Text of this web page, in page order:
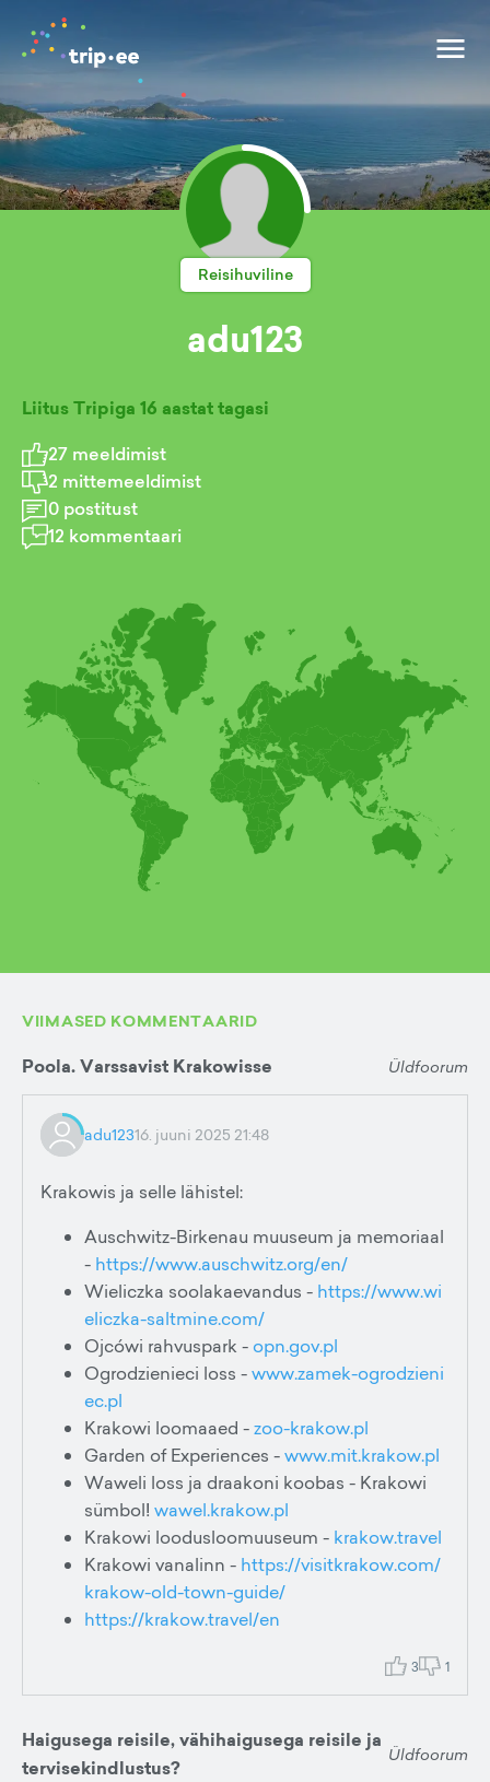
Reisihuviline
adu123
Liitus Tripiga 16 aastat tagasi
27 meeldimist
2 mittemeeldimist
0 postitust
12 kommentaari
VIIMASED KOMMENTAARID
Poola. Varssavist Krakowisse Üldfoorum
adu12316. juuni 2025 21:48
Krakowis ja selle lähistel:
Auschwitz-Birkenau muuseum ja memoriaal
- https://www.auschwitz.org/en/
Wieliczka soolakaevandus - https://www.wi
eliczka-saltmine.com/
Ojcówi rahvuspark - opn.gov.pl
Ogrodzienieci loss -www.zamek-ogrodzieni
ec.pl
Krakowi loomaaed -zoo-krakow.pl
Garden of Experiences -www.mit.krakow.pl
Waweli loss ja draakoni koobas - Krakowi
sümbol! wawel.krakow.pl
Krakowi loodusloomuuseum - krakow.travel
Krakowi vanalinn - https://visitkrakow.com/
krakow-old-town-guide/
https://krakow.travel/en
3 1
Haigusega reisile, vähihaigusega reisile ja
tervisekindlustus?
Üldfoorum